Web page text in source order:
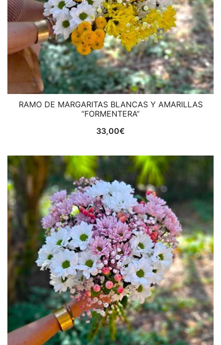
RAMO DE MARGARITAS BLANCAS Y AMARILLAS
“FORMENTERA”
33,00€